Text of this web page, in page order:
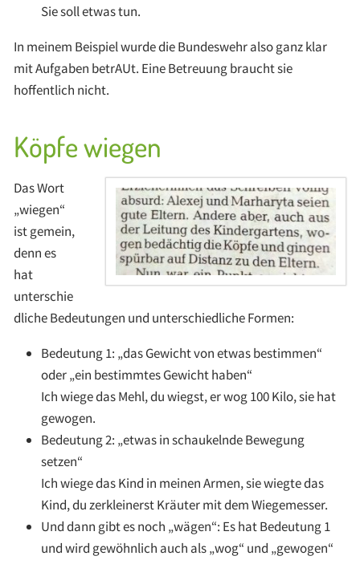
Sie soll etwas tun.
In meinem Beispiel wurde die Bundeswehr also ganz klar
mit Aufgaben betrAUt. Eine Betreuung braucht sie
hoffentlich nicht.
Köpfe wiegen
Das Wort
„wiegen“
ist gemein,
denn es
hat
unterschie
dliche Bedeutungen und unterschiedliche Formen:
Bedeutung 1: „das Gewicht von etwas bestimmen“
oder „ein bestimmtes Gewicht haben“
Ich wiege das Mehl, du wiegst, er wog 100 Kilo, sie hat
gewogen.
Bedeutung 2: „etwas in schaukelnde Bewegung
setzen“
Ich wiege das Kind in meinen Armen, sie wiegte das
Kind, du zerkleinerst Kräuter mit dem Wiegemesser.
Und dann gibt es noch „wägen“: Es hat Bedeutung 1
und wird gewöhnlich auch als „wog“ und „gewogen“